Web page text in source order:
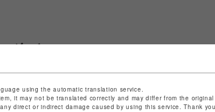
ビーバー
法など法令に基づく表記は こちら
い合わせはこちら
using the automatic translation service.
it may not be translated correctly and may differ from the
direct or indirect damage caused by using this service. Thank